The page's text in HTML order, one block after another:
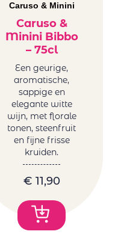
Caruso & Minini
Caruso &
Minini Bibbo
– 75cl
Een geurige,
aromatische,
sappige en
elegante witte
wijn, met florale
tonen, steenfruit
en fijne frisse
kruiden.
€ 11,90